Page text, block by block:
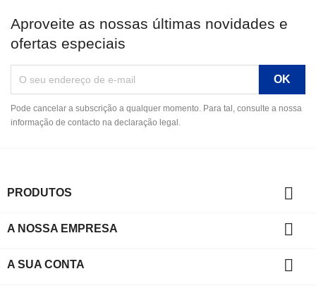
Aproveite as nossas últimas novidades e
ofertas especiais
Pode cancelar a subscrição a qualquer momento. Para tal, consulte a nossa
informação de contacto na declaração legal.
PRODUTOS 
A NOSSA EMPRESA 
A SUA CONTA 